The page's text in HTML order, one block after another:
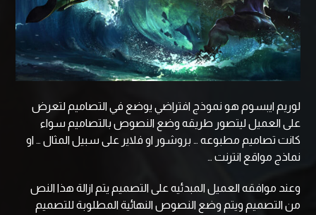
لوريم ايبسوم هو نموذج افتراضي يوضع في التصاميم لتعرض
على العميل ليتصور طريقه وضع النصوص بالتصاميم سواء
كانت تصاميم مطبوعه … بروشور او فلاير على سبيل المثال … او
نماذج مواقع انترنت …
وعند موافقه العميل المبدئيه على التصميم يتم ازالة هذا النص
من التصميم ويتم وضع النصوص النهائية المطلوبة للتصميم